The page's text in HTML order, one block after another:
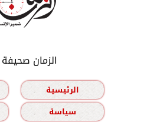
الزمان
الرئيسية
سياسة